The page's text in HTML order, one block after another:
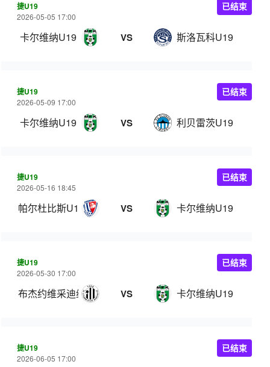
捷U19
2026-05-05 17:00
卡尔维纳U19 VS 斯洛瓦科U19
已结束
捷U19
2026-05-09 17:00
卡尔维纳U19 VS 利贝雷茨U19
已结束
捷U19
2026-05-16 18:45
帕尔杜比斯U19 VS 卡尔维纳U19
已结束
捷U19
2026-05-30 17:00
布杰约维采迪纳摩U19 VS 卡尔维纳U19
已结束
捷U19
2026-06-05 17:00
已结束